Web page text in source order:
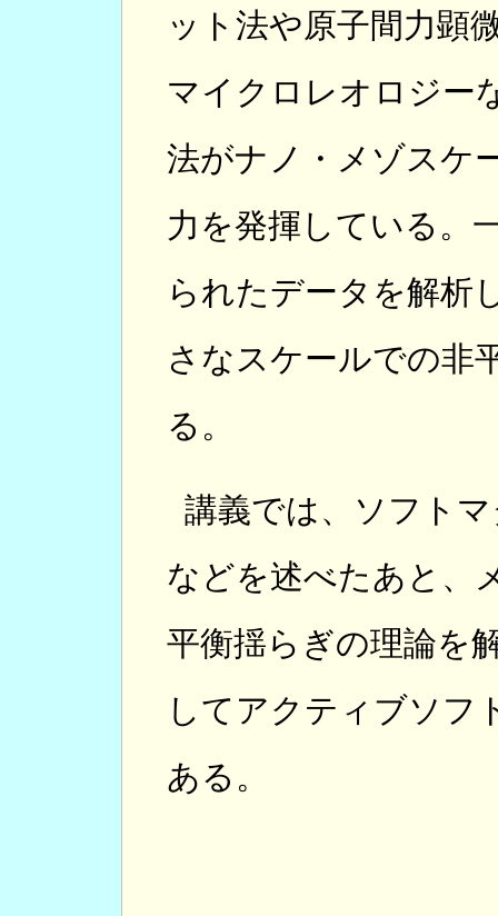
ット法や原子間力顕
マイクロレオロジー
法がナノ・メゾスケ
力を発揮している。
られたデータを解析
さなスケールでの非
る。
講義では、ソフト
などを述べたあと、
平衡揺らぎの理論を
してアクティブソフ
ある。